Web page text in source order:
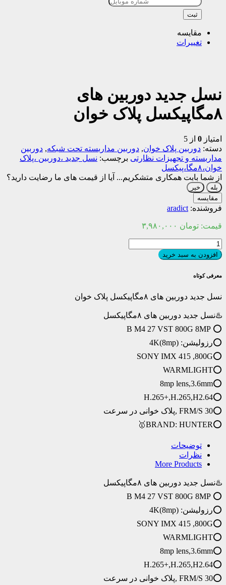
ثبت
مقایسه
تغییرات
نسل جدید دوربین های
۸مگاپیکسل پلاک خوان
امتیاز 0 از 5
دسته: دوربین پلاک خوان, دوربین مداربسته تحت شبکه, دوربین
مداربسته و تجهیزات نظارتی برچسب: نسل جدید ،دوربین ،پلاک
خوان،۸مگا،پیکسل
از شما بابت همکاری متشکریم... آیا از قیمت های ما رضایت دارید؟
بله
خیر
مقایسه
فروشنده: aradict
قیمت: تومان
نسل
جدید
دوربین
های
۸مگاپیکسل
پلاک
خوان
عدد
افزودن به سبد خرید
معرفی کوتاه
نسل جدید دوربین های ۸مگاپیکسل پلاک خوان
♨️نسل جدید دوربین های ۸مگاپیکسل
⭕️ B M4 27 VST 800G 8MP
⭕️رزولیشن: 4K(8mp)
⭕️SONY IMX 415 ,800G
⭕️WARMLIGHT
⭕️8mp lens,3.6mm
⭕️H.265+,H.265,H2.64
⭕️30 FRM/S ,پلاک خوانی در سرعت
⭕️BRAND: HUNTER🥇
توضیحات
نظرات
More Products
♨️نسل جدید دوربین های ۸مگاپیکسل
⭕️ B M4 27 VST 800G 8MP
⭕️رزولیشن: 4K(8mp)
⭕️SONY IMX 415 ,800G
⭕️WARMLIGHT
⭕️8mp lens,3.6mm
⭕️H.265+,H.265,H2.64
⭕️30 FRM/S ,پلاک خوانی در سرعت